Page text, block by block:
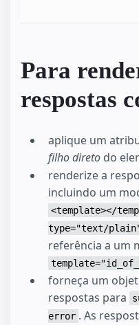
Para
respostas
aplique um
filho direto do
renderize a
incluindo um
<template></
type="text/
referência a um
forneça um
respostas para
error . As